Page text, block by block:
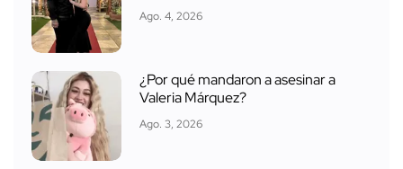
Ago. 4, 2026
¿Por qué mandaron a asesinar a
Valeria Márquez?
Ago. 3, 2026